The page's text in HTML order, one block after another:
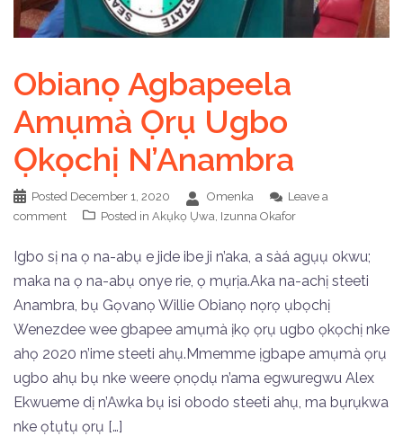
Obianọ Agbapeela
Amụmà Ọrụ Ugbo
Ọkọchị N’Anambra
Posted December 1, 2020 Omenka
Leave a
comment
Posted in Akụkọ Ụwa Izunna Okafor
Igbo sị na ọ na-abụ e jide ibe ji n’aka, a sàá agụụ okwu;
maka na ọ na-abụ onye rie, ọ mụrịa.Aka na-achị steeti
Anambra, bụ Gọvanọ Willie Obianọ nọrọ ụbọchị
Wenezdee wee gbapee amụmà ịkọ ọrụ ugbo ọkọchị nke
ahọ 2020 n’ime steeti ahụ.Mmemme ịgbape amụmà ọrụ
ugbo ahụ bụ nke weere ọnọdụ n’ama egwuregwu Alex
Ekwueme dị n’Awka bụ isi obodo steeti ahụ, ma bụrụkwa
nke ọtụtụ ọrụ […]